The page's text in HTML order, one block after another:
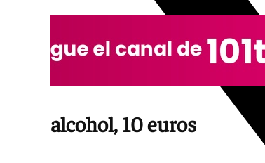
Cero alcohol, 10 euros